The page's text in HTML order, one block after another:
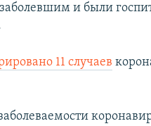
и были
11 случаев